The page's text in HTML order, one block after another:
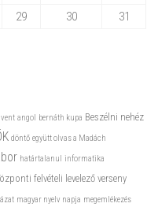
29 30
31
angol bernáth kupa Beszélni nehéz
döntő együtt olvas a Madách
határtalanul
informatika
felvételi levelező verseny
magyar nyelv napja megemlékezés